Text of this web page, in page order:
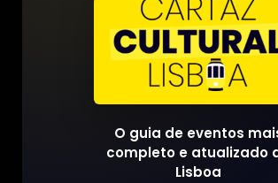
O guia de eventos
completo e atualizado
Lisboa